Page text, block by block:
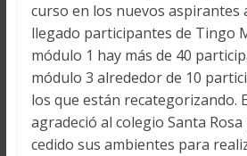
curso en los nuevos aspirantes
llegado participantes de Tingo
módulo 1 hay más de 40
módulo 3 alrededor de 10
los que están recategorizando.
agradeció al colegio Santa
cedido sus ambientes para